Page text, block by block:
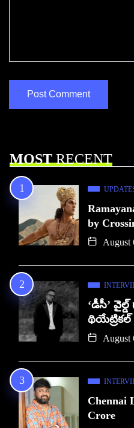
MOSTRECENT
by
August
‘డీసీ’
థియేట్రికల్
August
Chennai
Crore